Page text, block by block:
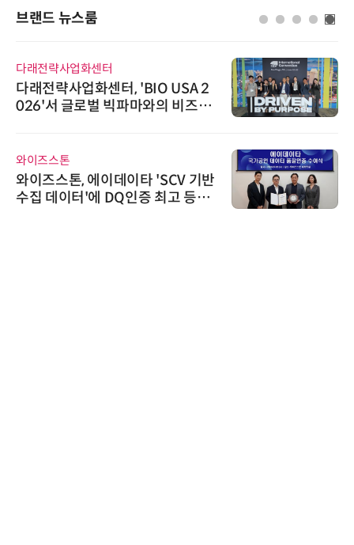
브랜드 뉴스룸
다래전략사업화센터
다래전략사업화센터, 'BIO USA 2
026'서 글로벌 빅파마와의 비즈니
와이즈스톤
와이즈스톤, 에이데이타 'SCV 기반
수집 데이터'에 DQ인증 최고 등급